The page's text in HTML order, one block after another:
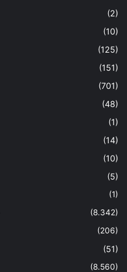
(2)
(10)
(125)
(151)
(701)
(48)
(1)
(14)
(10)
(5)
(1)
(8.342)
(206)
(51)
(8.560)